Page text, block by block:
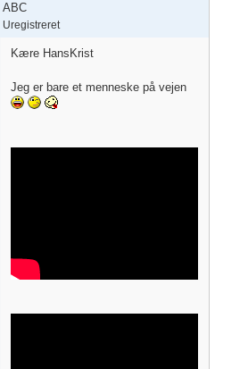
ABC
Uregistreret
Kære HansKrist
Jeg er bare et menneske på vejen